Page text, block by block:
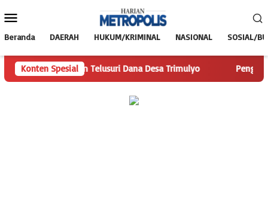
ke
Mobile
Beranda DAERAH HUKUM/KRIMINAL NASIONAL SOSIAL/
Konten SpesialTelusuri Dana Desa Trimulyo